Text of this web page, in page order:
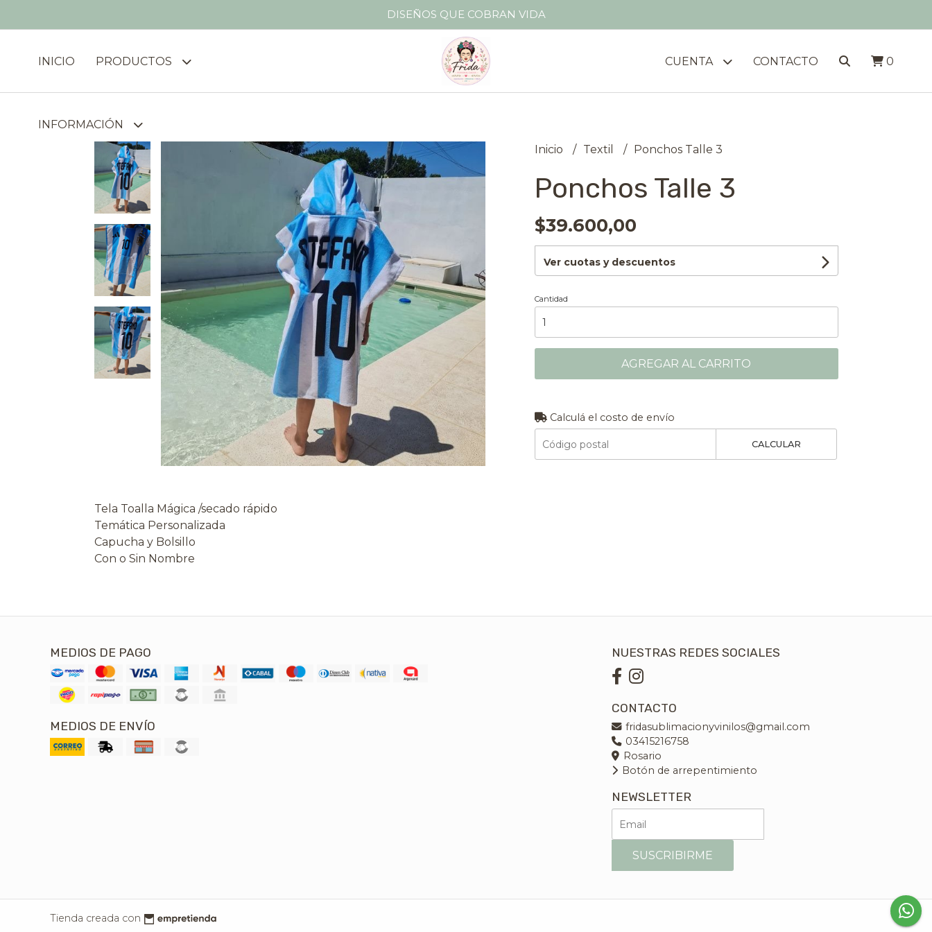
DISEÑOS QUE COBRAN VIDA
INICIO PRODUCTOS
INFORMACIÓN
CUENTA CONTACTO 0
Tela Toalla Mágica /secado rápido
Temática Personalizada
Capucha y Bolsillo
Con o Sin Nombre
Inicio Textil Ponchos Talle 3
Ponchos Talle 3
$39.600,00
Ver cuotas y descuentos
Cantidad
AGREGAR AL CARRITO
Calculá el costo de envío
CALCULAR
MEDIOS DE PAGO
MEDIOS DE ENVÍO
NUESTRAS REDES SOCIALES
CONTACTO
fridasublimacionyvinilos@gmail.com
03415216758
Rosario
Botón de arrepentimiento
NEWSLETTER
SUSCRIBIRME
Tienda creada con